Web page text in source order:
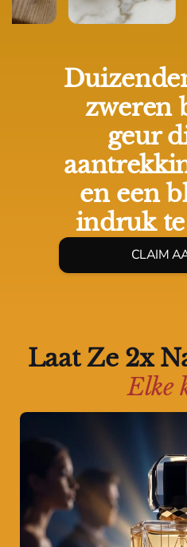
zweren
geur
en een
indruk
CLAIM
Laat Ze 2x
Elke